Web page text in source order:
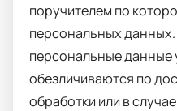
поручителем по
персональных
персональные данные
обезличиваются по
обработки или в